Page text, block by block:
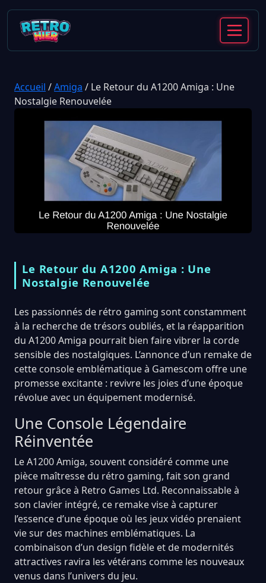
Accueil /Amiga / Le Retour du A1200 Amiga : Une
Nostalgie Renouvelée
Le Retour du A1200 Amiga : Une
Nostalgie Renouvelée
Les passionnés de rétro gaming sont constamment
à la recherche de trésors oubliés, et la réapparition
du A1200 Amiga pourrait bien faire vibrer la corde
sensible des nostalgiques. L’annonce d’un remake de
cette console emblématique à Gamescom offre une
promesse excitante : revivre les joies d’une époque
révolue avec un équipement modernisé.
Une Console Légendaire
Réinventée
Le A1200 Amiga, souvent considéré comme une
pièce maîtresse du rétro gaming, fait son grand
retour grâce à Retro Games Ltd. Reconnaissable à
son clavier intégré, ce remake vise à capturer
l’essence d’une époque où les jeux vidéo prenaient
vie sur des machines emblématiques. La
combinaison d’un design fidèle et de modernités
attractives ravira les vétérans comme les nouveaux
venus dans l’univers du jeu.